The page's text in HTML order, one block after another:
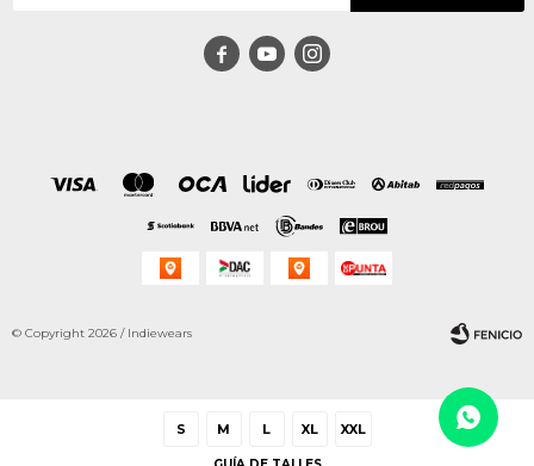
S M L XL XXL
  
© Copyright 2026 / Indiewears